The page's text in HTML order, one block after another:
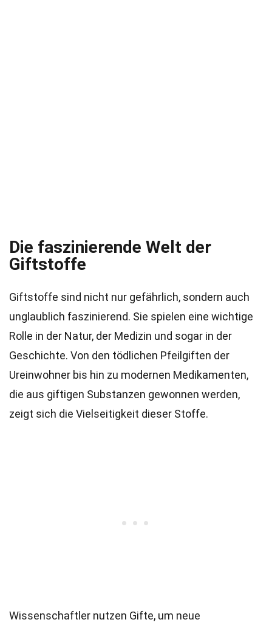
Die faszinierende Welt der
Giftstoffe
Giftstoffe sind nicht nur gefährlich, sondern auch
unglaublich faszinierend. Sie spielen eine wichtige
Rolle in der Natur, der Medizin und sogar in der
Geschichte. Von den tödlichen Pfeilgiften der
Ureinwohner bis hin zu modernen Medikamenten,
die aus giftigen Substanzen gewonnen werden,
zeigt sich die Vielseitigkeit dieser Stoffe.
Wissenschaftler nutzen Gifte, um neue